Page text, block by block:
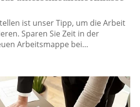
ist unser Tipp, um die Arbeit
Sparen Sie Zeit in der
Arbeitsmappe bei…